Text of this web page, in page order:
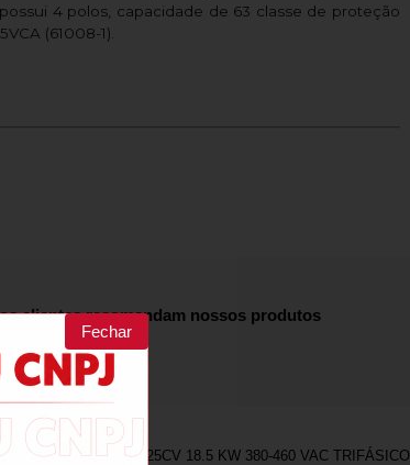
4 polos, capacidade de 63 classe de proteção
(61008-1).
clientes recomendam nossos produtos
SCHNEIDER 25CV 18.5 KW 380-460 VAC TRIFÁSICO
Fechar